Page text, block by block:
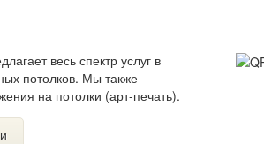
весь спектр услуг в
потолков. Мы также
на потолки (арт-печать).